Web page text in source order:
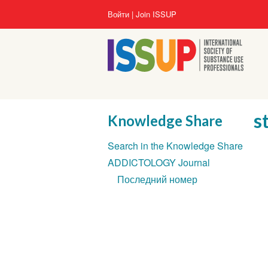
User
account
menu
Войти Join ISSUP
Knowledge Share
Section
navigation
Search in the Knowledge Share
ADDICTOLOGY Journal
Последний номер